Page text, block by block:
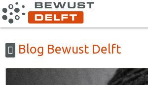
Blog Bewust Delft